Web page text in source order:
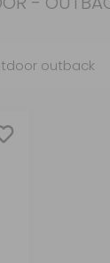
outback